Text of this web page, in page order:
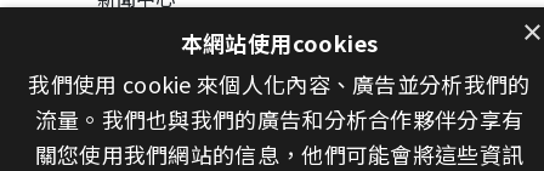
招標資訊
×
本網站使用cookies
我們使用 cookie 來個人化內容、廣告並分析我們的
流量。我們也與我們的廣告和分析合作夥伴分享有
關您使用我們網站的信息，他們可能會將這些資訊